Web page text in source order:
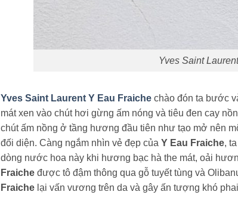
Yves Saint
Yves Saint Laurent Y Eau Fraichechào đón ta bước
mát xen vào chút hơi gừng ấm nóng và tiêu đen cay
chút ấm nồng ở tầng hương đầu tiên như tạo mở nên
đối diện. Càng ngắm nhìn vẻ đẹp của Y Eau Fraiche,
dòng nước hoa này khi hương bạc hà the mát, oải
Fraicheđược tô đậm thông qua gỗ tuyết tùng và
Fraichelại vấn vương trên da và gây ấn tượng khó